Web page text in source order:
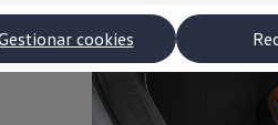
Autonomía
posventa
Volkswagen
posventa
y experiencias
Volkswagen
cookies